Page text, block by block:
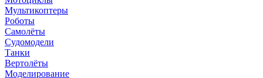
Мультикоптеры
Роботы
Самолёты
Судомодели
Танки
Вертолёты
Моделирование